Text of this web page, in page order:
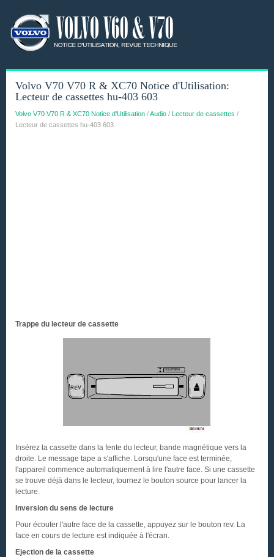
Volvo V70 V70 R & XC70 Notice d'Utilisation:
Lecteur de cassettes hu-403 603
Volvo V70 V70 R & XC70 Notice d'Utilisation /Audio / Lecteur de cassettes /
Lecteur de cassettes hu-403 603
Trappe du lecteur de cassette
Insérez la cassette dans la fente du lecteur, bande magnétique vers la
droite. Le message tape a s'affiche. Lorsqu'une face est terminée,
l'appareil commence automatiquement à lire l'autre face. Si une cassette
se trouve déjà dans le lecteur, tournez le bouton source pour lancer la
lecture.
Inversion du sens de lecture
Pour écouter l'autre face de la cassette, appuyez sur le bouton rev. La
face en cours de lecture est indiquée à l'écran.
Ejection de la cassette